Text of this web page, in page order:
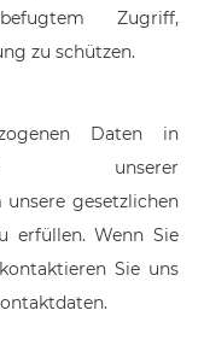
Zugriff,
zu schützen.
Daten in
unserer
gesetzlichen
erfüllen. Wenn Sie
Sie uns